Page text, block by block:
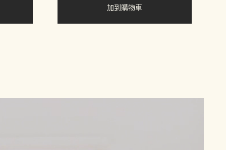
加到購物車